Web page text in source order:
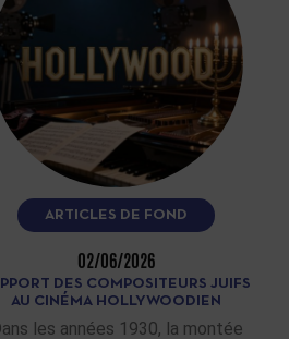
ARTICLES DE FOND
02/06/2026
DES COMPOSITEURS JUIFS
AU CINÉMA HOLLYWOODIEN
les années 1930, la montée